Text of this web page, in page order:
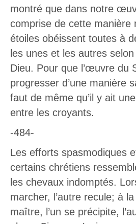
montré que dans notre
comprise de cette manière
étoiles obéissent toutes à
les unes et les autres
Dieu. Pour que l’œuvre du
progresser d’une manière
faut de même qu’il y ait
entre les croyants.
-484-
Les efforts spasmodiques
certains chrétiens
les chevaux indomptés.
marcher, l’autre recule; à
maître, l’un se précipite,